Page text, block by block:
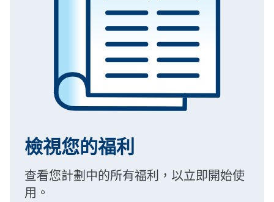
檢視您的福利
查看您計劃中的所有福利，以立即開始使
用。